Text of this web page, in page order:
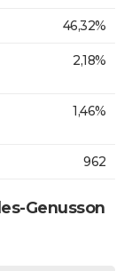
46,32%
2,18%
1,46%
962
Genusson